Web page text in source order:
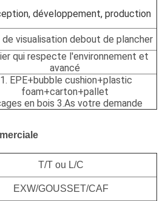
développement, production
de visualisation debout de plancher
qui respecte l'environnement et
avancé
1. EPE+bubble cushion+plastic
foam+carton+pallet
en bois 3.As votre demande
T/T ou L/C
EXW/GOUSSET/CAF